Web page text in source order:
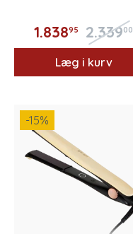
1.83895 2.33900
Læg i kurv
-15%